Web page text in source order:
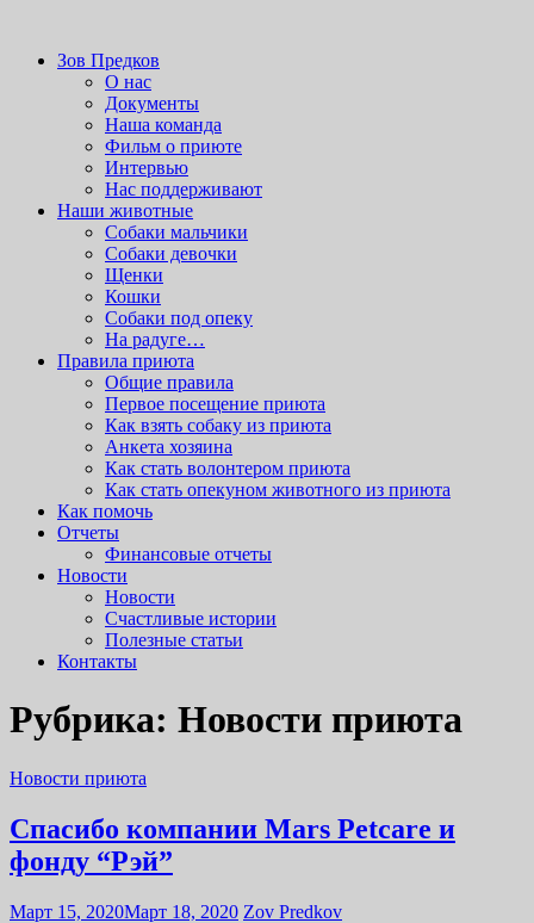
zone.ru/wordpress-themes-and-templates
Зов Предков
приют для бездомных животных
Зов Предков
О нас
Документы
Наша команда
Фильм о приюте
Интервью
Нас поддерживают
Наши животные
Cобаки мальчики
Cобаки девочки
Щенки
Кошки
Собаки под опеку
На радуге…
Правила приюта
Общие правила
Первое посещение приюта
Как взять собаку из приюта
Анкета хозяина
Как стать волонтером приюта
Как стать опекуном животного из приюта
Как помочь
Отчеты
Финансовые отчеты
Новости
Новости
Счастливые истории
Полезные статьи
Контакты
Рубрика: Новости приюта
Новости приюта
Спасибо компании Mars Petcare и
фонду “Рэй”
Март 15, 2020Март 18, 2020 Zov Predkov